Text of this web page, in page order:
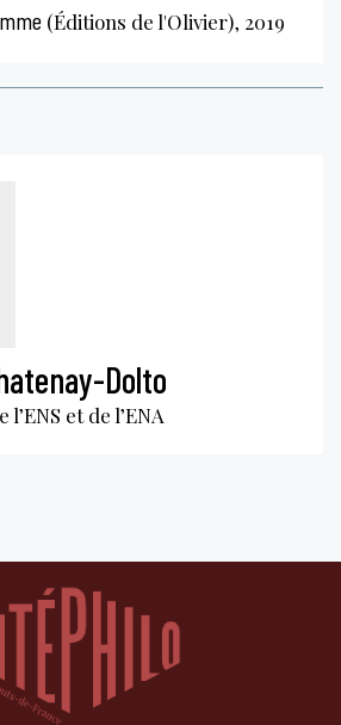
(Éditions de l'Olivier), 2019
Dolto
et de l’ENA